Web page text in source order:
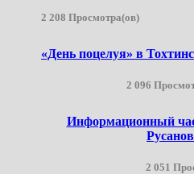
2 208 Просмотра(ов)
«День поцелуя» в
2 096
Информационный
2 051